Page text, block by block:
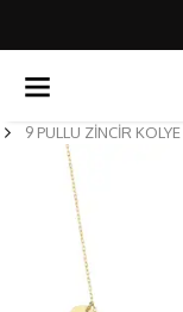
9 PULLU ZİNCİR KOLYE